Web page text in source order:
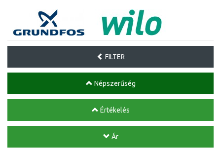
FILTER
Népszerűség
Értékelés
Ár